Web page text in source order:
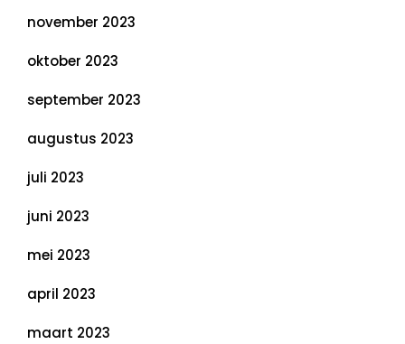
november 2023
oktober 2023
september 2023
augustus 2023
juli 2023
juni 2023
mei 2023
april 2023
maart 2023